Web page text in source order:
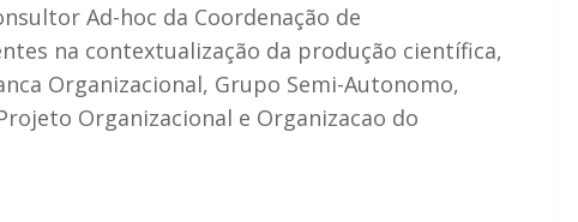
Ad-hoc da Coordenação de
na contextualização da produção científica,
Organizacional, Grupo Semi-Autonomo,
Organizacional e Organizacao do